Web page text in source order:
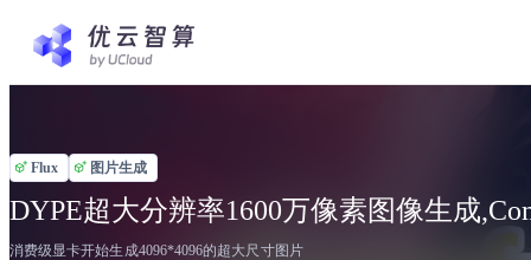
Flux 图片生成
DYPE超大分辨率1600万像素图像生成
消费级显卡开始生成4096*4096的超大尺寸图片